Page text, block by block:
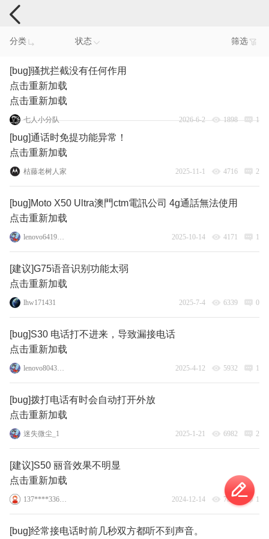
手机反馈
分类 状态 筛选
[bug]骚扰拦截没有任何作用
点击重新加载
点击重新加载
七人小分队 2026-6-2 1898 1
[bug]通话时免提功能异常！
点击重新加载
枯藤老树人家 2025-11-1 4716 2
[bug]Moto X50 Ultra澳門ctm電訊公司 4g通話無法使用
点击重新加载
lenovo64196223 2025-10-14 4171 1
[建议]G75语音识别功能太弱
点击重新加载
lhw171431 2025-7-4 6339 0
[bug]S30 电话打不进来，导致漏接电话
点击重新加载
lenovo80439958 2025-4-12 5932 1
[bug]拨打电话有时会自动打开外放
点击重新加载
迷失微尘_1 2025-1-21 6982 2
[建议]S50 丽音效果不明显
点击重新加载
137****3360_8 2024-12-14 7800 1
[bug]经常接电话时前几秒双方都听不到声音。